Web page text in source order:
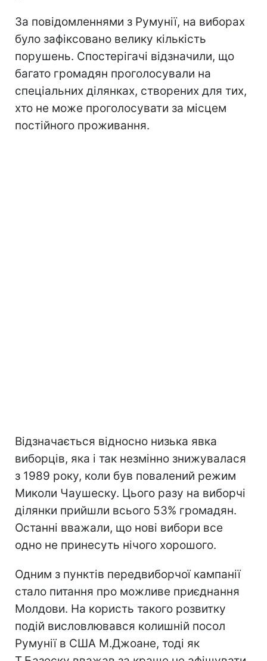
За повідомленнями з Румунії, на виборах
було зафіксовано велику кількість
порушень. Спостерігачі відзначили, що
багато громадян проголосували на
спеціальних ділянках, створених для тих,
хто не може проголосувати за місцем
постійного проживання.
Відзначається відносно низька явка
виборців, яка і так незмінно знижувалася
з 1989 року, коли був повалений режим
Миколи Чаушеску. Цього разу на виборчі
ділянки прийшли всього 53% громадян.
Останні вважали, що нові вибори все
одно не принесуть нічого хорошого.
Одним з пунктів передвиборчої кампанії
стало питання про можливе приєднання
Молдови. На користь такого розвитку
подій висловлювався колишній посол
Румунії в США М.Джоане, тоді як